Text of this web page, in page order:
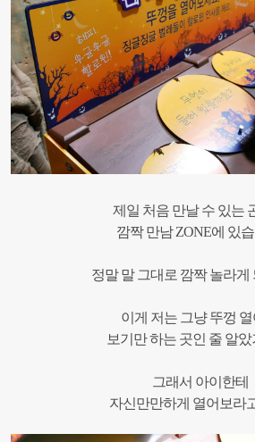
제일 처음 만날 수 있는
깜짝 만남 ZONE에 있
정말 말 그대로 깜짝 놀라게
이게 저는 그냥 뚜껑 열
보기만 하는 곳인 줄 알
그래서 아이한테
자신만만하게 열어보라